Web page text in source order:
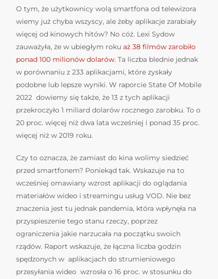
O tym, że użytkownicy wolą smartfona od telewizora
wiemy już chyba wszyscy, ale żeby aplikacje zarabiały
więcej od kinowych hitów? No cóż. Lexi Sydow
zauważyła, że w ubiegłym roku aż 38 filmów zarobiło
ponad 100 milionów dolarów. Ta liczba blednie jednak
w porównaniu z 233 aplikacjami, które zyskały
podobne lub lepsze wyniki. W raporcie State Of Mobile
2022 dowiemy się także, że 13 z tych aplikacji
przekroczyło 1 miliard dolarów rocznego zarobku. To o
20 proc. więcej niż dwa lata wcześniej i ponad 35 proc.
więcej niż w 2019 roku.
Czy to oznacza, że zamiast do kina wolimy siedzieć
przed smartfonem? Poniekąd tak. Wskazuje na to
wcześniej omawiany wzrost aplikacji do oglądania
materiałów wideo i streamingu usług VOD. Nie bez
znaczenia jest tu jednak pandemia, która wpłynęła na
przyspieszenie tego stanu rzeczy, poprzez
ograniczenia jakie narzucała na początku swoich
rządów. Raport wskazuje, że łączna liczba godzin
spędzonych w aplikacjach do strumieniowego
przesyłania wideo wzrosła o 16 proc. w stosunku do